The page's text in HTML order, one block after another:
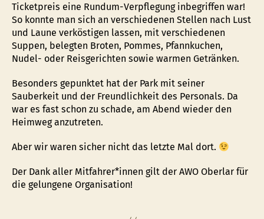
Ticketpreis eine Rundum-Verpflegung inbegriffen war!
So konnte man sich an verschiedenen Stellen nach Lust
und Laune verköstigen lassen, mit verschiedenen
Suppen, belegten Broten, Pommes, Pfannkuchen,
Nudel- oder Reisgerichten sowie warmen Getränken.
Besonders gepunktet hat der Park mit seiner
Sauberkeit und der Freundlichkeit des Personals. Da
war es fast schon zu schade, am Abend wieder den
Heimweg anzutreten.
Aber wir waren sicher nicht das letzte Mal dort.
Der Dank aller Mitfahrer*innen gilt der AWO Oberlar für
die gelungene Organisation!